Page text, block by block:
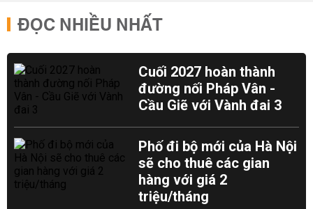
ĐỌC NHIỀU NHẤT
Cuối 2027 hoàn thành
đường nối Pháp Vân -
Cầu Giẽ với Vành đai 3
Phố đi bộ mới của Hà Nội
sẽ cho thuê các gian
hàng với giá 2
triệu/tháng